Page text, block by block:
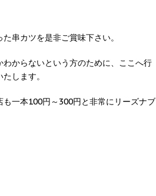
串カツを是非ご賞味下さい。
からないという方のために、ここへ行
します。
一本100円～300円と非常にリーズナブ